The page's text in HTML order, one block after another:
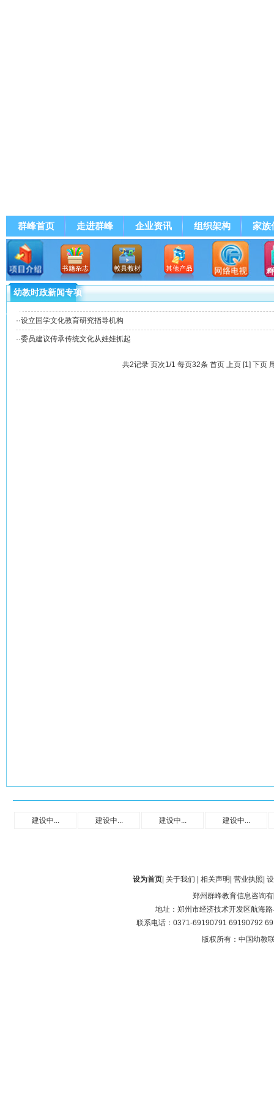
群峰首页 走进群峰 企业资讯 组织架构 家族
群峰直播
幼教时政新闻专项
工程
··设立国学文化教育研究指导机构
··委员建议传承传统文化从娃娃抓起
共2记录 页次1/1 每页32条 首页 上页 [1] 下页
建设中... 建设中... 建设中... 建设中...
设为首页 关于我们 相关声明 营业执照
郑州群峰教育信息咨询
地址：郑州市经济技术开发区航海
联系电话：0371-69190791 69190792
版权所有：中国幼